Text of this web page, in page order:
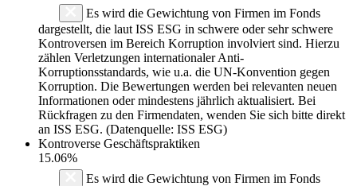
Es wird die Gewichtung von Firmen im Fonds
dargestellt, die laut ISS ESG in schwere oder sehr schwere
Kontroversen im Bereich Korruption involviert sind. Hierzu
zählen Verletzungen internationaler Anti-
Korruptionsstandards, wie u.a. die UN-Konvention gegen
Korruption. Die Bewertungen werden bei relevanten neuen
Informationen oder mindestens jährlich aktualisiert. Bei
Rückfragen zu den Firmendaten, wenden Sie sich bitte direkt
an ISS ESG. (Datenquelle: ISS ESG)
Kontroverse Geschäftspraktiken
15.06%
Es wird die Gewichtung von Firmen im Fonds